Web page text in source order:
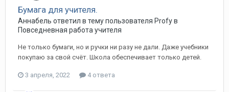
Бумага для учителя.
Аннабель ответил в тему пользователя Profy в
Повседневная работа учителя
Не только бумаги, но и ручки ни разу не дали. Даже учебники
покупаю за свой счёт. Школа обеспечивает только детей.
3 апреля, 2022 4 ответа